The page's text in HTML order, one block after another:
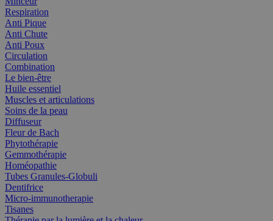
Respiration
Anti Pique
Anti Chute
Anti Poux
Circulation
Combination
Le bien-être
Huile essentiel
Muscles et articulations
Soins de la peau
Diffuseur
Fleur de Bach
Phytothérapie
Gemmothérapie
Homéopathie
Tubes Granules-Globuli
Dentifrice
Micro-immunotherapie
Tisanes